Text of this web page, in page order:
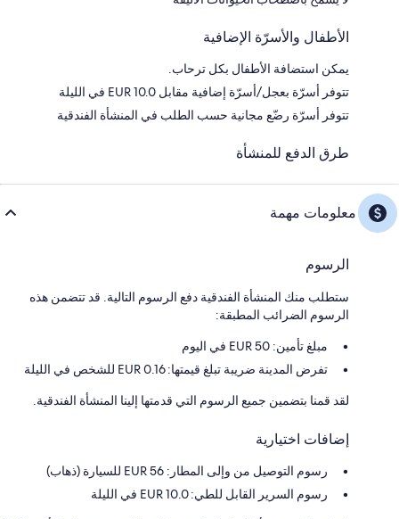
الأطفال والأسرّة الإضافية
يمكن استضافة الأطفال بكل ترحاب.
تتوفر أسرّة بعجل/أسرّة إضافية مقابل EUR 10.0 في الليلة
تتوفر أسرّة رضّع مجانية حسب الطلب في المنشأة الفندقية
طرق الدفع للمنشأة
معلومات مهمة
الرسوم
ستطلب منك المنشأة الفندقية دفع الرسوم التالية. قد تتضمن هذه
الرسوم الضرائب المطبقة:
مبلغ تأمين: 50 EUR في اليوم
تفرض المدينة ضريبة تبلغ قيمتها: 0.16 EUR للشخص في الليلة
لقد قمنا بتضمين جميع الرسوم التي قدمتها إلينا المنشأة الفندقية.
إضافات اختيارية
رسوم التوصيل من وإلى المطار: 56 EUR للسيارة (ذهاب)
رسوم السرير القابل للطي: 10.0 EUR في الليلة